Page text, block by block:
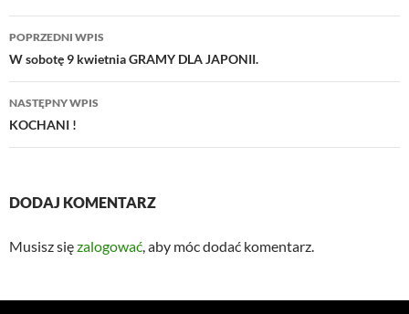
Nawigacja
wpisu
POPRZEDNI WPIS
W sobotę 9 kwietnia GRAMY DLA JAPONII.
NASTĘPNY WPIS
KOCHANI !
DODAJ KOMENTARZ
Musisz sięzalogować, aby móc dodać komentarz.